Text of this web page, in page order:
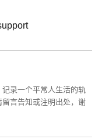
录一个平常人生活的轨
言告知或注明出处，谢